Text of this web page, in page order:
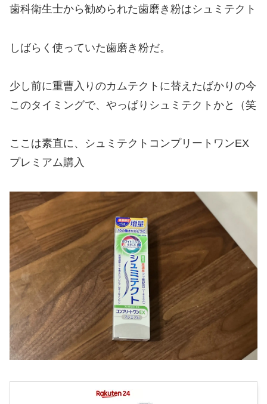
歯科衛生士から勧められた歯磨き粉はシュミテクト
しばらく使っていた歯磨き粉だ。
少し前に重曹入りのカムテクトに替えたばかりの今
このタイミングで、やっぱりシュミテクトかと（笑
ここは素直に、シュミテクトコンプリートワンEX
プレミアム購入